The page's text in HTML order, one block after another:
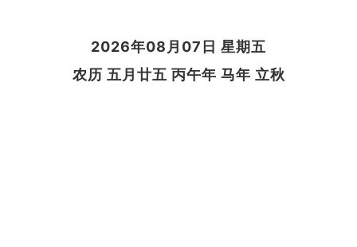
2026年08月07日 星期五
农历 五月廿五 丙午年 马年 立秋